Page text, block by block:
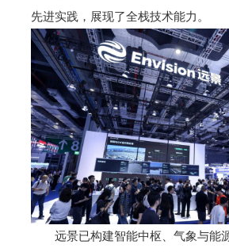
先进实践，展现了全栈技术能力。
远景已构建智能中枢、气象与能